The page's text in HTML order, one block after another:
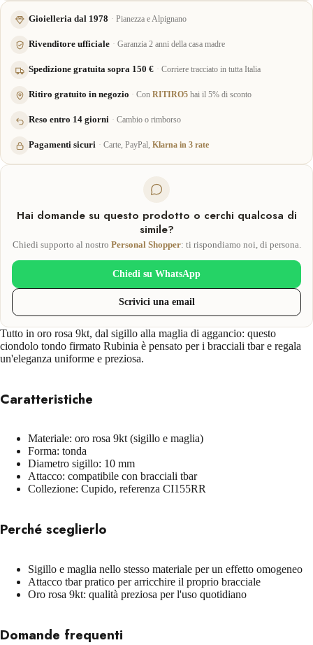
Gioielleria dal 1978 Pianezza e Alpignano
Rivenditore ufficiale Garanzia 2 anni della casa madre
Spedizione gratuita sopra 150 € Corriere tracciato in tutta Italia
Ritiro gratuito in negozio Con RITIRO5 hai il 5% di sconto
Reso entro 14 giorni Cambio o rimborso
Pagamenti sicuri Carte, PayPal, Klarna in 3 rate
Hai domande su questo prodotto o cerchi qualcosa di
simile?
Chiedi supporto al nostro Personal Shopper: ti rispondiamo noi, di persona.
Chiedi su WhatsApp
Scrivici una email
Tutto in oro rosa 9kt, dal sigillo alla maglia di aggancio: questo
ciondolo tondo firmato Rubinia è pensato per i bracciali tbar e regala
un'eleganza uniforme e preziosa.
Caratteristiche
Materiale: oro rosa 9kt (sigillo e maglia)
Forma: tonda
Diametro sigillo: 10 mm
Attacco: compatibile con bracciali tbar
Collezione: Cupido, referenza CI155RR
Perché sceglierlo
Sigillo e maglia nello stesso materiale per un effetto omogeneo
Attacco tbar pratico per arricchire il proprio bracciale
Oro rosa 9kt: qualità preziosa per l'uso quotidiano
Domande frequenti